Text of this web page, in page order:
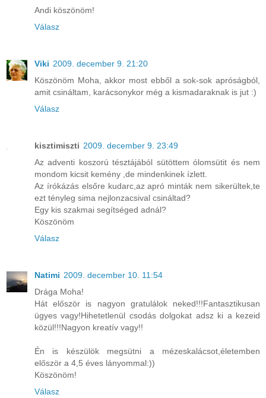
Andi köszönöm!
Válasz
Viki 2009. december 9. 21:20
Köszönöm Moha, akkor most ebből a sok-sok apróságból,
amit csináltam, karácsonykor még a kismadaraknak is jut :)
Válasz
kisztimiszti 2009. december 9. 23:49
Az adventi koszorú tésztájából sütöttem ólomsütit és nem
mondom kicsit kemény ,de mindenkinek ízlett.
Az írókázás elsőre kudarc,az apró minták nem sikerültek,te
ezt tényleg sima nejlonzacsival csináltad?
Egy kis szakmai segítséged adnál?
Köszönöm
Válasz
Natimi 2009. december 10. 11:54
Drága Moha!
Hát először is nagyon gratulálok neked!!!Fantasztikusan
ügyes vagy!Hihetetlenül csodás dolgokat adsz ki a kezeid
közül!!!Nagyon kreatív vagy!!
Én is készülök megsütni a mézeskalácsot,életemben
először a 4,5 éves lányommal:))
Köszönöm!
Válasz